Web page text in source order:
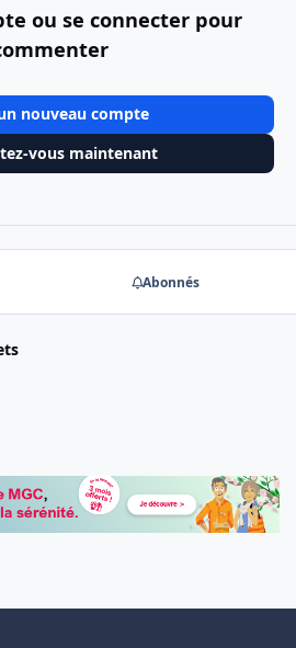
ou se connecter pour
nouveau compte
vous maintenant
Abonnés